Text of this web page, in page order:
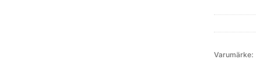
Varumärke: